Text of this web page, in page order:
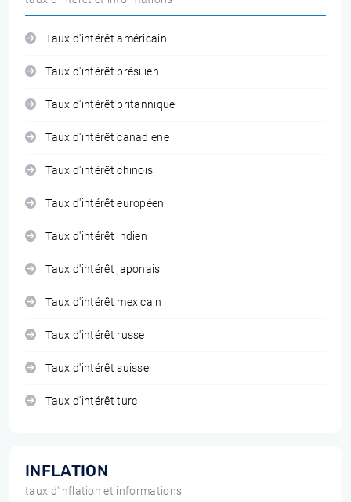
Taux d'intérêt américain
Taux d'intérêt brésilien
Taux d'intérêt britannique
Taux d'intérêt canadiene
Taux d'intérêt chinois
Taux d'intérêt européen
Taux d'intérêt indien
Taux d'intérêt japonais
Taux d'intérêt mexicain
Taux d'intérêt russe
Taux d'intérêt suisse
Taux d'intérêt turc
INFLATION
taux d'inflation et informations